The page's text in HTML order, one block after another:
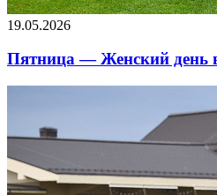
19.05.2026
Пятница — Женский день